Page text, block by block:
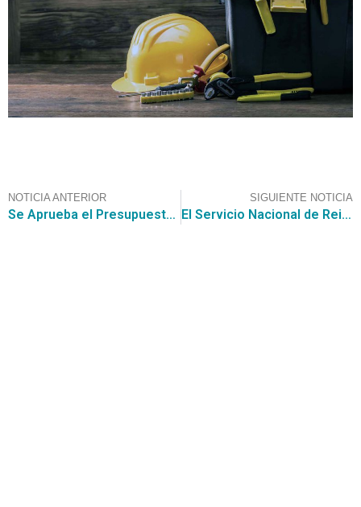
NOTICIA ANTERIOR
Se Aprueba el Presupuesto 2024 con un incremento de 3,5% en comparación al año 2023
SIGUIENTE NOTICIA
El Servicio Nacional de Reinserción Social Juvenil realiza RFI sobre el Servicio de Creación de Cuentas Office 365 y Migración de Usuarios